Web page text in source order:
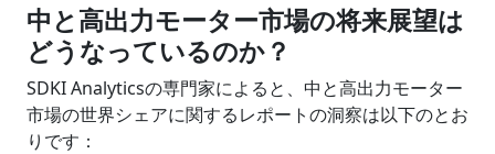
中と高出力モーター市場の将来展望は
どうなっているのか？
SDKI Analyticsの専門家によると、中と高出力モーター
市場の世界シェアに関するレポートの洞察は以下のとお
りです：